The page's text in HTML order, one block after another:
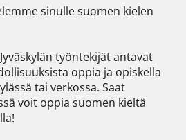
sinulle suomen kielen
työntekijät antavat
oppia ja opiskella
tai verkossa. Saat
voit oppia suomen kieltä